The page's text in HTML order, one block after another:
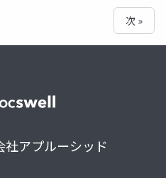
次 »
社アプルーシッド